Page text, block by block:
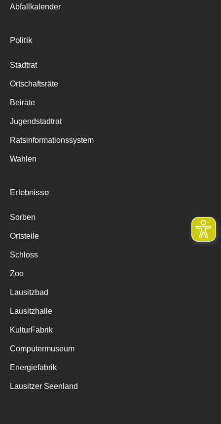
Abfallkalender
Politik
Stadtrat
Ortschaftsräte
Beiräte
Jugendstadtrat
Ratsinformationssystem
Wahlen
Erlebnisse
Sorben
Ortsteile
Schloss
Zoo
Lausitzbad
Lausitzhalle
KulturFabrik
Computermuseum
Energiefabrik
Lausitzer Seenland